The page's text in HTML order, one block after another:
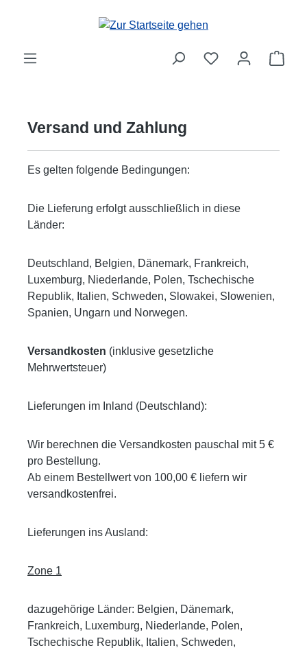
Zum Hauptinhalt springen
Versand und Zahlung
Es gelten folgende Bedingungen:
Die Lieferung erfolgt ausschließlich in diese
Länder:
Deutschland, Belgien, Dänemark, Frankreich,
Luxemburg, Niederlande, Polen, Tschechische
Republik, Italien, Schweden, Slowakei, Slowenien,
Spanien, Ungarn und Norwegen.
Versandkosten (inklusive gesetzliche
Mehrwertsteuer)
Lieferungen im Inland (Deutschland):
Wir berechnen die Versandkosten pauschal mit 5 €
pro Bestellung.
Ab einem Bestellwert von 100,00 € liefern wir
versandkostenfrei.
Lieferungen ins Ausland:
Zone 1
dazugehörige Länder: Belgien, Dänemark,
Frankreich, Luxemburg, Niederlande, Polen,
Tschechische Republik, Italien, Schweden,